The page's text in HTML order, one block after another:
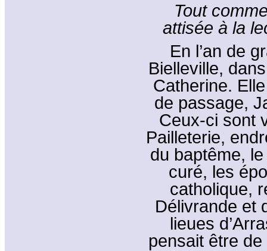
Tout
attisée à la
En l’an de
Bielleville,
Catherine.
de passage,
Ceux-ci sont
Pailleterie,
du baptême,
curé, les
catholique,
Délivrande et
lieues
pensait être